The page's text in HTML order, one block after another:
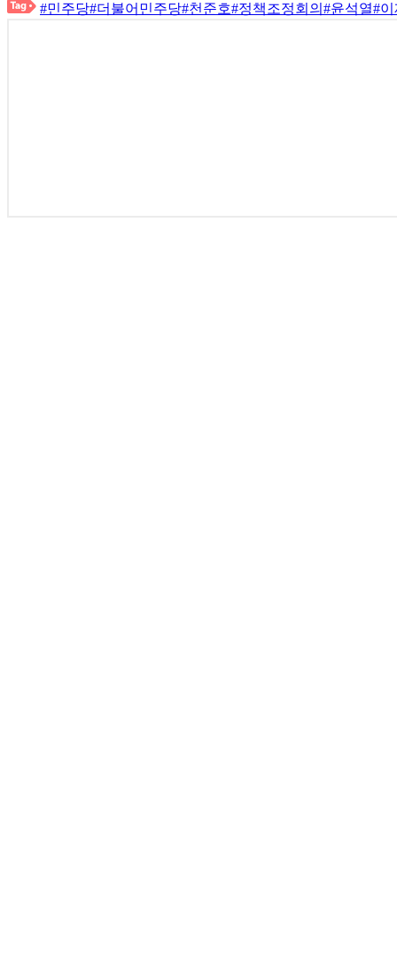
#민주당#더불어민주당#천준호#정책조정회의 #윤석열#